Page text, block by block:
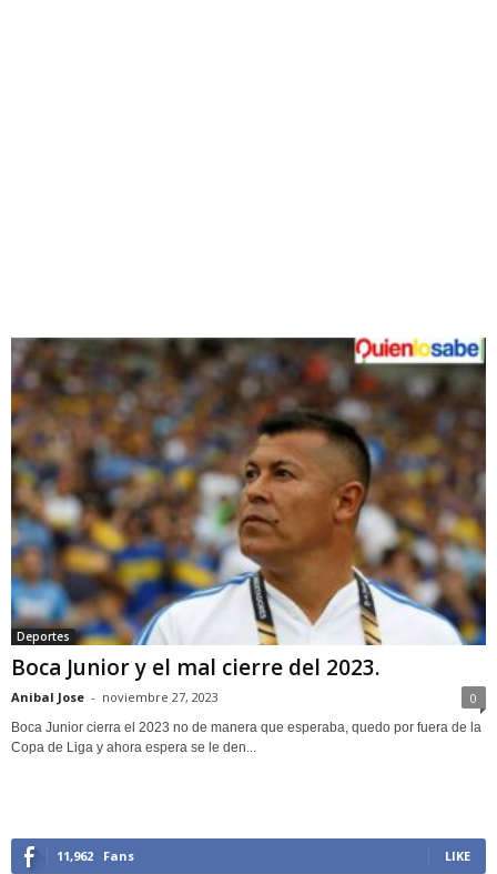
Deportes
Boca Junior y el mal cierre del 2023.
Anibal Jose - noviembre 27, 2023 0
Boca Junior cierra el 2023 no de manera que esperaba, quedo por fuera de la
Copa de Liga y ahora espera se le den...
11,962 Fans LIKE